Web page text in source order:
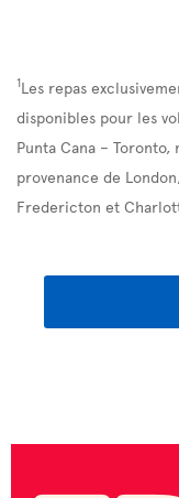
1Les repas
disponibles pour les
Punta Cana –
provenance de
Fredericton et